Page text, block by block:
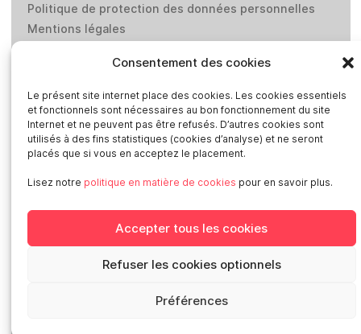
Consentement des cookies
Le présent site internet place des cookies. Les cookies essentiels
et fonctionnels sont nécessaires au bon fonctionnement du site
Internet et ne peuvent pas être refusés. D’autres cookies sont
utilisés à des fins statistiques (cookies d’analyse) et ne seront
placés que si vous en acceptez le placement.
Lisez notre politique en matière de cookies pour en savoir plus.
Accepter tous les cookies
Refuser les cookies optionnels
Préférences
Politique de protection des données personnelles
Mentions légales
Réseaux sociaux
Italia